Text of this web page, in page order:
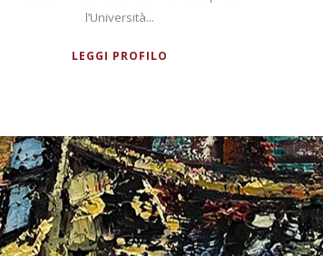
Giurisprudenza alla LUISS...
LEGGI PROFILO